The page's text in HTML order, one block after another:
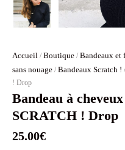
Accueil / Boutique / Bandeaux et
sans nouage / Bandeaux Scratch !
! Drop
Bandeau à
SCRATCH ! Drop
25.00€